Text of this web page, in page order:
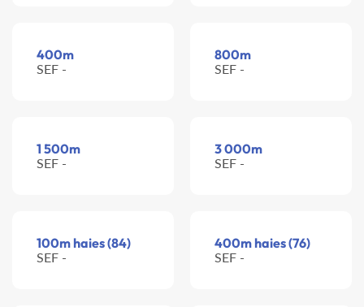
400m
SEF -
800m
SEF -
1 500m
SEF -
3 000m
SEF -
100m haies (84)
SEF -
400m haies (76)
SEF -